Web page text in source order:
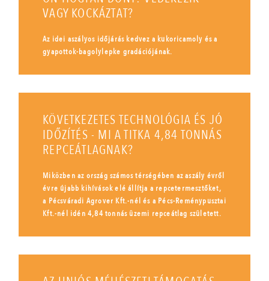
VAGY KOCKÁZTAT?
Az idei aszályos időjárás kedvez a kukoricamoly és a
gyapottok-bagolylepke gradációjának.
KÖVETKEZETES TECHNOLÓGIA ÉS JÓ
IDŐZÍTÉS - MI A TITKA 4,84 TONNÁS
REPCEÁTLAGNAK?
Miközben az ország számos térségében az aszály évről
évre újabb kihívások elé állítja a repcetermesztőket,
a Pécsváradi Agrover Kft.-nél és a Pécs-Reménypusztai
Kft.-nél idén 4,84 tonnás üzemi repceátlag született.